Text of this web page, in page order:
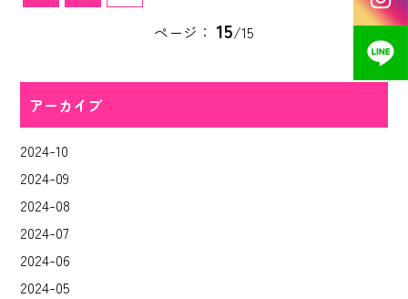
ページ： 15/15
アーカイブ
2024-10
2024-09
2024-08
2024-07
2024-06
2024-05